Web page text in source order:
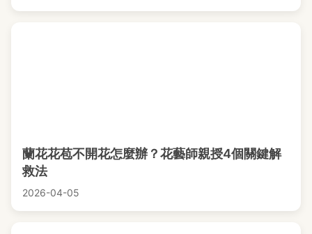
蘭花花苞不開花怎麼辦？花藝師親授4個關鍵解
救法
2026-04-05